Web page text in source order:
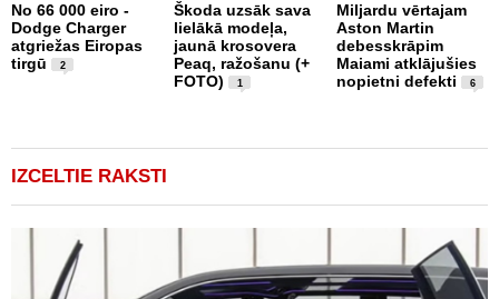
No 66 000 eiro -
Dodge Charger
atgriežas Eiropas
tirgū
2
Škoda uzsāk sava
lielākā modeļa,
jaunā krosovera
Peaq, ražošanu (+
FOTO)
1
Miljardu vērtajam
Aston Martin
debesskrāpim
Maiami atklājušies
nopietni defekti
6
IZCELTIE RAKSTI